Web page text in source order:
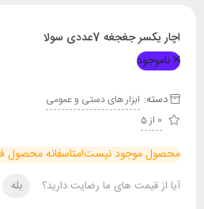
اچار یکسر جغجغه 7عددی سولا
ناموجود
دسته: ابزار های دستی و عمومی
0 از 5
محصول موجود نیست!متاسفانه محصول
آیا از قیمت های ما رضایت دارید؟ بله